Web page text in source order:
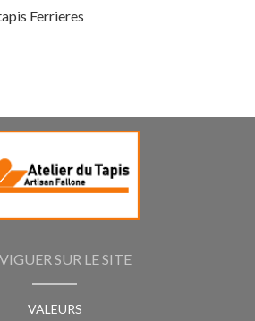
Ferrieres
SUR LE SITE
VALEURS